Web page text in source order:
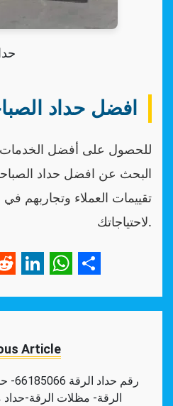
افضل حداد
للحصول على أفضل الخدمات
البحث عن افضل حداد
تقييمات العملاء وتجاربهم في
لاحتياجاتك.
Article
رقم
الرقة- مظلات الرقة-